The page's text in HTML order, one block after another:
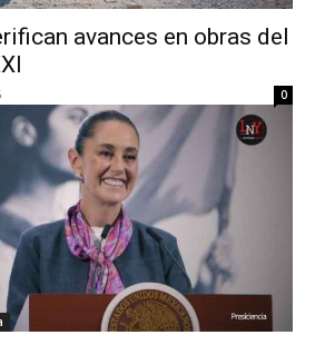
avances en obras del
0